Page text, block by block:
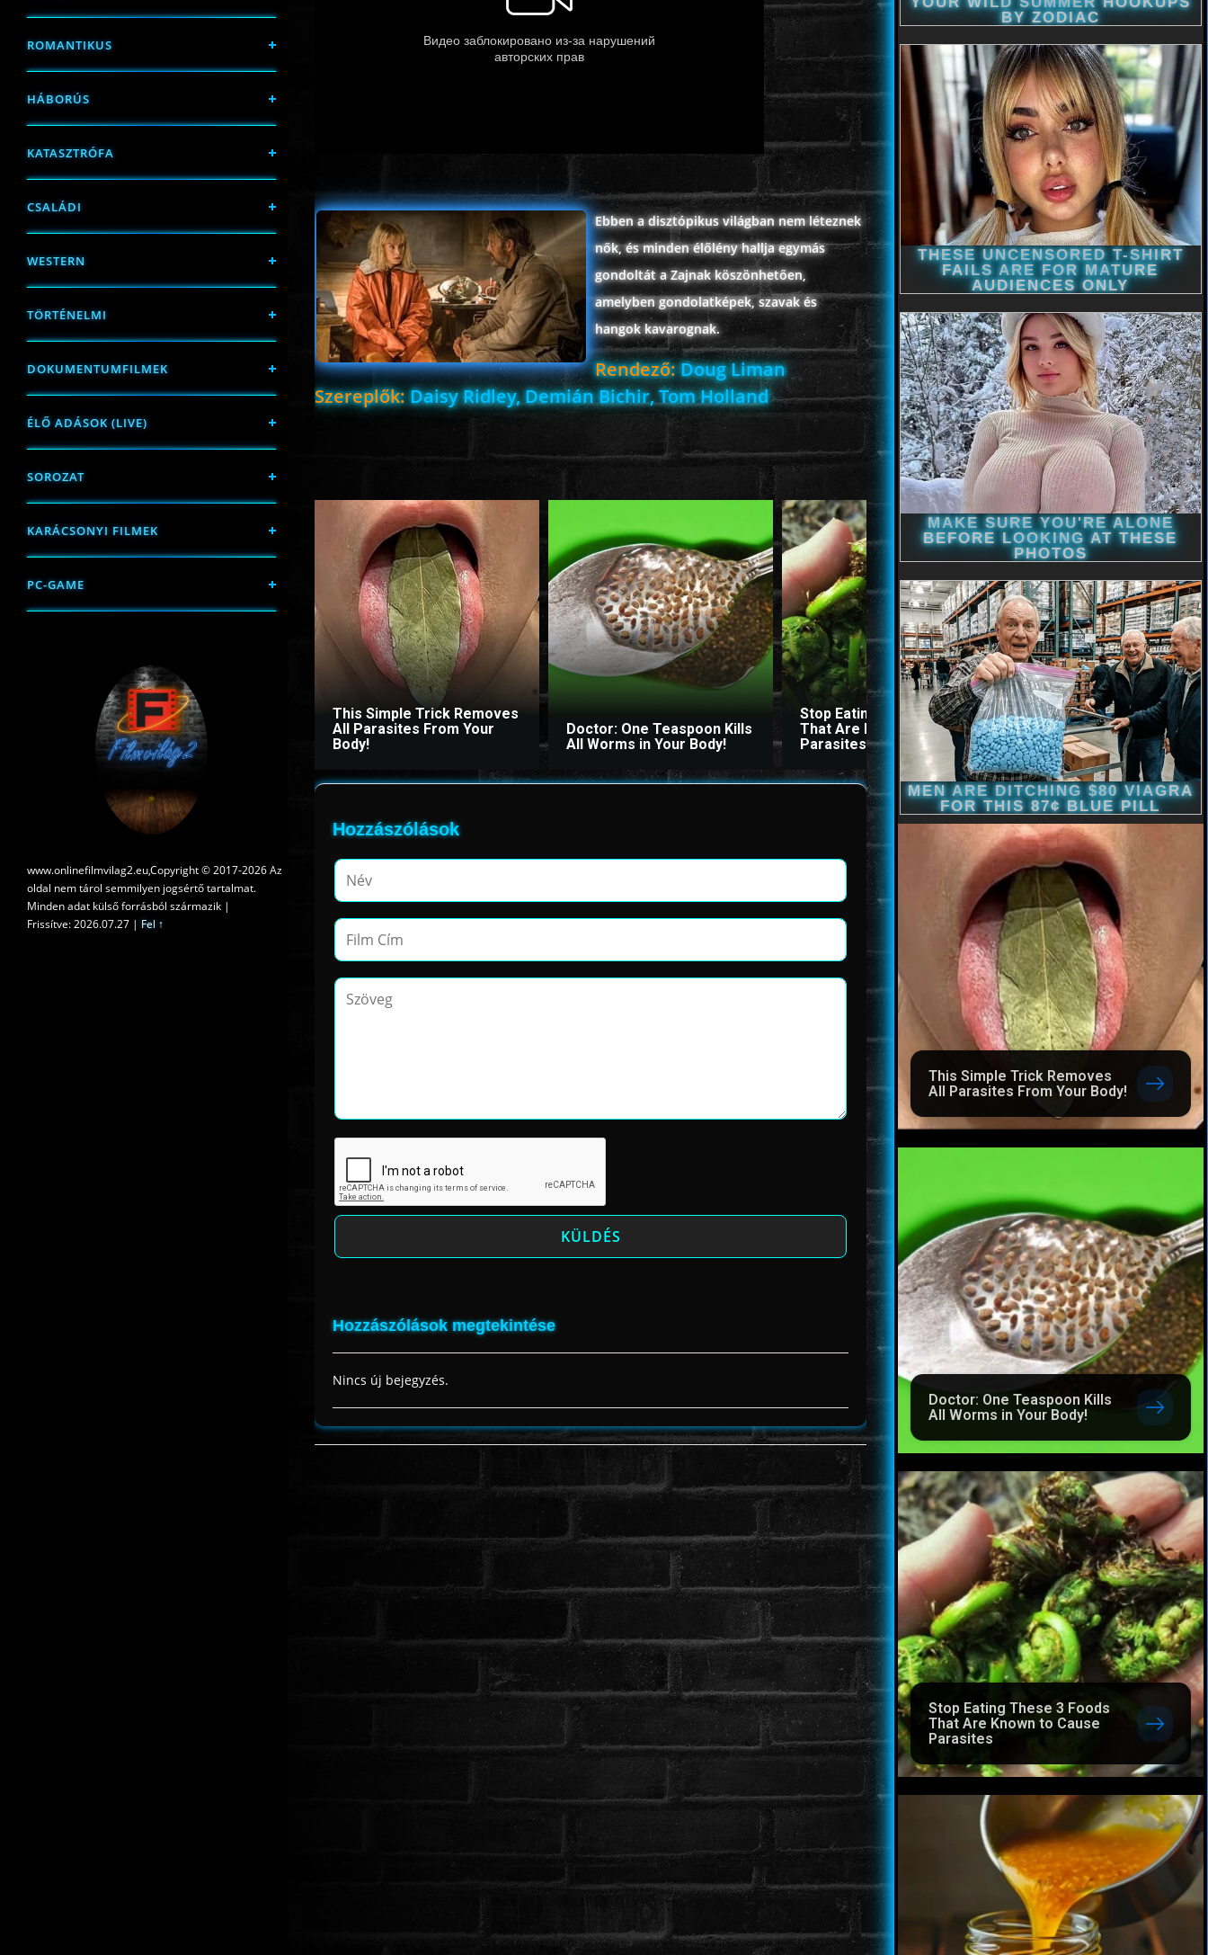
ROMANTIKUS
HÁBORÚS
KATASZTRÓFA
CSALÁDI
WESTERN
TÖRTÉNELMI
DOKUMENTUMFILMEK
ÉLŐ ADÁSOK (LIVE)
SOROZAT
KARÁCSONYI FILMEK
PC-GAME
www.onlinefilmvilag2.eu,Copyright © 2017-2026 Az
oldal nem tárol semmilyen jogsértő tartalmat.
Minden adat külső forrásból származik |
Frissítve: 2026.07.27 | Fel ↑
Ebben a disztópikus világban nem léteznek
nők, és minden élőlény hallja egymás
gondoltát a Zajnak köszönhetően,
amelyben gondolatképek, szavak és
hangok kavarognak.
Rendező:Doug Liman
Szereplők:Daisy Ridley, Demián Bichir, Tom Holland
This Simple Trick Removes
All Parasites From Your
Body!
Doctor: One Teaspoon Kills
All Worms in Your Body!
Stop Eating These 3 Foods
That Are Known to Cause
Parasites
The Stool Will Fly Out
Immediately If You Drink
Before Bed
Hozzászólások
Hozzászólások megtekintése
Nincs új bejegyzés.
This Simple Trick Removes
All Parasites From Your Body!
Doctor: One Teaspoon Kills
All Worms in Your Body!
Stop Eating These 3 Foods
That Are Known to Cause
Parasites